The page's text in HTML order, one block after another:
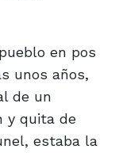
en pos
unos años,
de un
y quita de
estaba la